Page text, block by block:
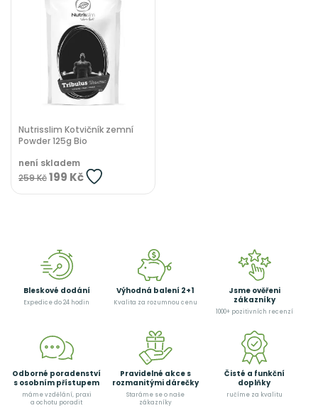
Nutrisslim Kotvičník zemní
Powder 125g Bio
není skladem
259 Kč199 Kč
Bleskové dodání
Expedice do 24 hodin
Výhodná balení 2+1
Kvalita za rozumnou cenu
Jsme ověřeni
zákazníky
1000+ pozitivních recenzí
Odborné poradenství
s osobním přístupem
máme vzdělání, praxi
a ochotu poradit
Pravidelné akce s
rozmanitými dárečky
Staráme se o naše
zákazníky
Čisté a funkční
doplňky
ručíme za kvalitu